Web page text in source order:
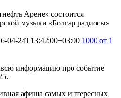
Арене» состоится
музыки «Болгар радиосы»
04-24T13:42:00+03:00 1000 от 1
информацию про событие
афиша самых интересных